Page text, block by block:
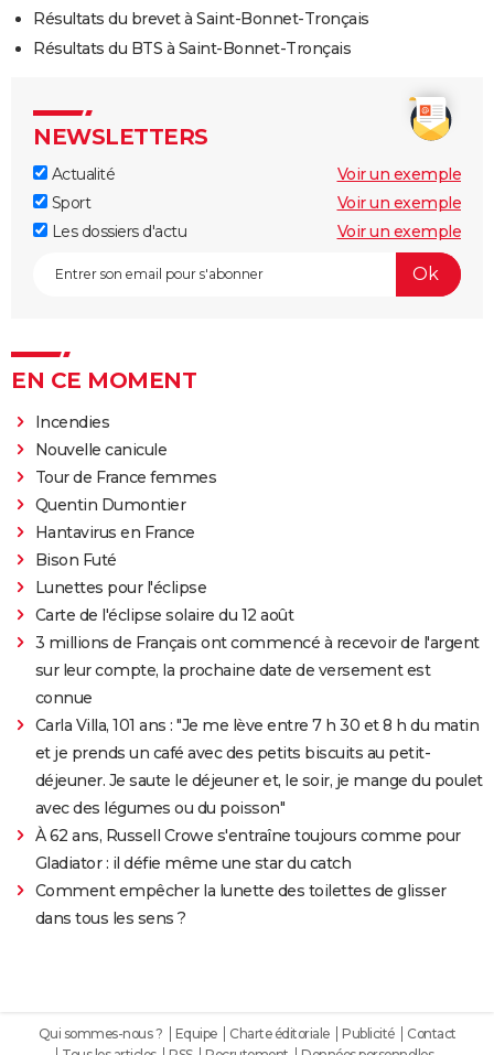
Résultats du brevet à Saint-Bonnet-Tronçais
Résultats du BTS à Saint-Bonnet-Tronçais
NEWSLETTERS
Actualité
Voir un exemple
Sport
Voir un exemple
Les dossiers d'actu
Voir un exemple
EN CE MOMENT
Incendies
Nouvelle canicule
Tour de France femmes
Quentin Dumontier
Hantavirus en France
Bison Futé
Lunettes pour l'éclipse
Carte de l'éclipse solaire du 12 août
3 millions de Français ont commencé à recevoir de l'argent
sur leur compte, la prochaine date de versement est
connue
Carla Villa, 101 ans : "Je me lève entre 7 h 30 et 8 h du matin
et je prends un café avec des petits biscuits au petit-
déjeuner. Je saute le déjeuner et, le soir, je mange du poulet
avec des légumes ou du poisson"
À 62 ans, Russell Crowe s'entraîne toujours comme pour
Gladiator : il défie même une star du catch
Comment empêcher la lunette des toilettes de glisser
dans tous les sens ?
Qui sommes-nous ? Equipe Charte éditoriale Publicité
Contact